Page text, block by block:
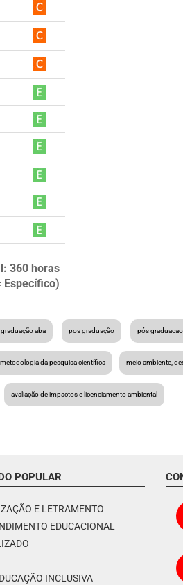
360 horas
aba pos graduação pós graduacao
metodologia da pesquisa científica meio ambiente,
avaliação de impactos e licenciamento ambiental
POPULAR
E LETRAMENTO
EDUCACIONAL
INCLUSIVA